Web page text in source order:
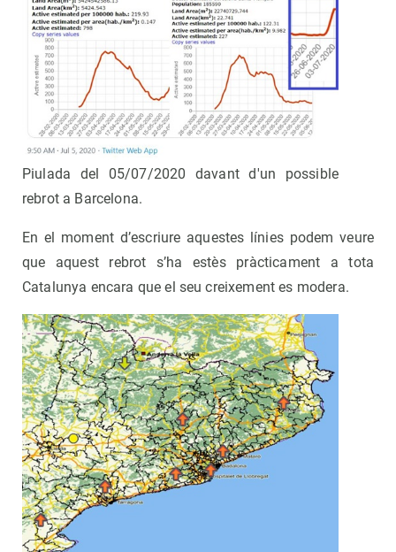
Piulada del 05/07/2020 davant d'un possible
rebrot a Barcelona.
En el moment d’escriure aquestes línies podem veure
que aquest rebrot s’ha estès pràcticament a tota
Catalunya encara que el seu creixement es modera.